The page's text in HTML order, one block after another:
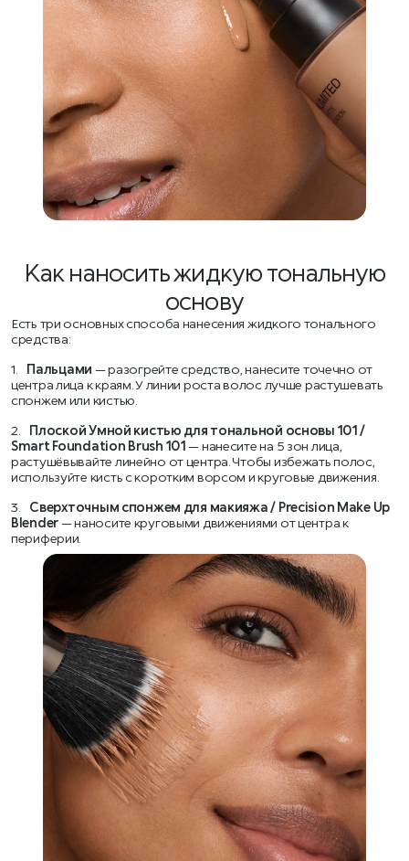
Как наносить жидкую тональную
основу
Есть три основных способа нанесения жидкого тонального
средства:
1. Пальцами — разогрейте средство, нанесите точечно от
центра лица к краям. У линии роста волос лучше растушевать
спонжем или кистью.
2. Плоской Умной кистью для тональной основы 101 /
Smart Foundation Brush 101— нанесите на 5 зон лица,
растушёвывайте линейно от центра. Чтобы избежать полос,
используйте кисть с коротким ворсом и круговые движения.
3. Сверхточным спонжем для макияжа / Precision Make Up
Blender— наносите круговыми движениями от центра к
периферии.